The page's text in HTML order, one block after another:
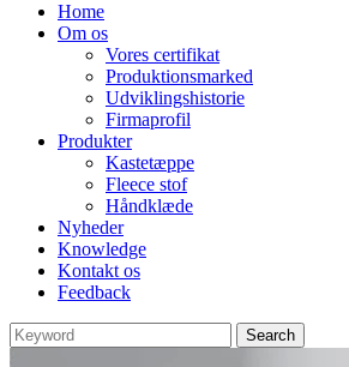
Home
Om os
Vores certifikat
Produktionsmarked
Udviklingshistorie
Firmaprofil
Produkter
Kastetæppe
Fleece stof
Håndklæde
Nyheder
Knowledge
Kontakt os
Feedback